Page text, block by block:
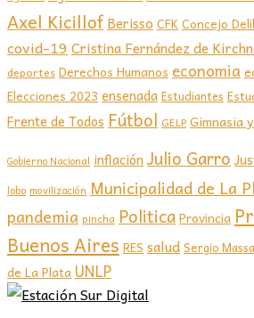
Axel Kicillof Berisso CFKConcejo
covid-19 Cristina Fernández de
deportes Derechos Humanos economia
Elecciones 2023 ensenada Estudiantes
Frente de Todos Fútbol GELP Gimnasia
Gobierno Nacional inflación Julio Garro
lobo movilización Municipalidad de La
pandemia pincha PoliticaProvincia
Buenos Aires RES saludSergio Massa
de La Plata UNLP